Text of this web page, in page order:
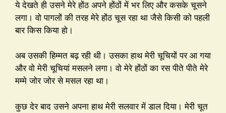
ये देखते ही उसने मेरे होंठ अपने होंठों में भर लिए और कसके चूसने
लगा। वो पागलों की तरह मेरे होंठ चूस रहा था जैसे किसी को पहली
बार किस किया हो।
अब उसकी हिम्मत बढ़ रही थी। उसका हाथ मेरी चूचियों पर आ गया
और वो मेरी चूचियां मसलने लगा। वो मेरे होंठों का रस पीते पीते मेरे
मम्मे जोर जोर से मसल रहा था।
कुछ देर बाद उसने अपना हाथ मेरी सलवार में डाल दिया। मेरी चूत